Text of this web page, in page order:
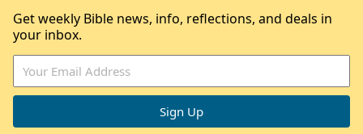
Get weekly Bible news, info, reflections, and deals in
your inbox.